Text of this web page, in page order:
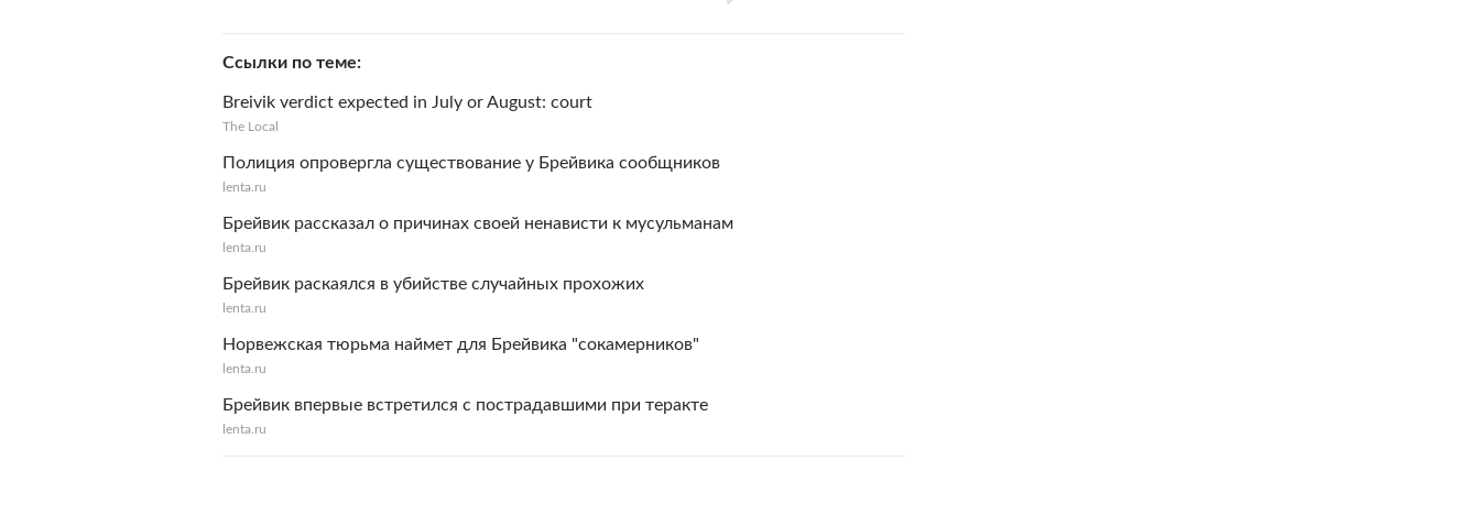
Ссылки по теме
Breivik verdict expected in July or August: court
The Local
Полиция опровергла существование у Брейвика сообщников
lenta.ru
Брейвик рассказал о причинах своей ненависти к мусульманам
lenta.ru
Брейвик раскаялся в убийстве случайных прохожих
lenta.ru
Норвежская тюрьма наймет для Брейвика "сокамерников"
lenta.ru
Брейвик впервые встретился с пострадавшими при теракте
lenta.ru